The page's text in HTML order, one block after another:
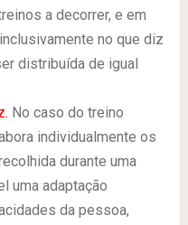
a decorrer, e em
no que diz
distribuída de igual
No caso do treino
individualmente os
durante uma
uma adaptação
da pessoa,